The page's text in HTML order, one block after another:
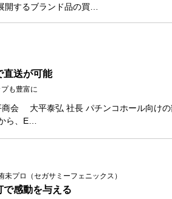
開するブランド品の買…
直送が可能
も豊富に
商会 大平泰弘 社長 パチンコホール向け
ら、E…
未プロ（セガサミーフェニックス）
で感動を与える